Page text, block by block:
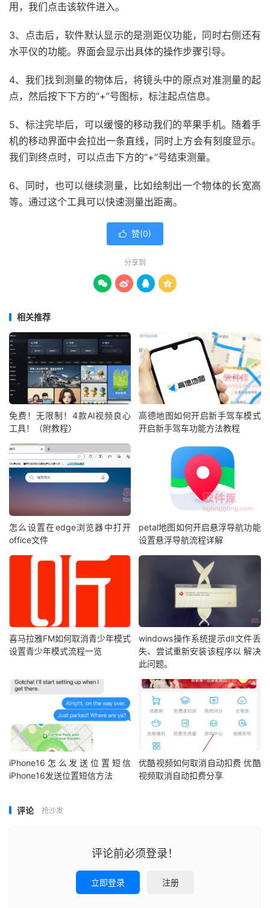
用，我们点击该软件进入。
3、点击后，软件默认显示的是测距仪功能，同时右侧还有
水平仪的功能。界面会显示出具体的操作步骤引导。
4、我们找到测量的物体后，将镜头中的原点对准测量的起
点，然后按下下方的“+”号图标，标注起点信息。
5、标注完毕后，可以缓慢的移动我们的苹果手机。随着手
机的移动界面中会拉出一条直线，同时上方会有刻度显示。
我们到终点时，可以点击下方的“+”号结束测量。
6、同时，也可以继续测量，比如绘制出一个物体的长宽高
等。通过这个工具可以快速测量出距离。
 赞(0)
分享到
   
相关推荐
免费！无限制！4款AI视频良心
工具！（附教程）
高德地图如何开启新手驾车模式
开启新手驾车功能方法教程
怎么设置在edge浏览器中打开
office文件
petal地图如何开启悬浮导航功能
设置悬浮导航流程详解
喜马拉雅FM如何取消青少年模式
设置青少年模式流程一览
windows操作系统提示dll文件丢
失、尝试重新安装该程序以 解决
此问题。
iPhone16怎么发送位置短信
iPhone16发送位置短信方法
优酷视频如何取消自动扣费 优酷
视频取消自动扣费分享
评论 抢沙发
评论前必须登录！
立即登录 注册